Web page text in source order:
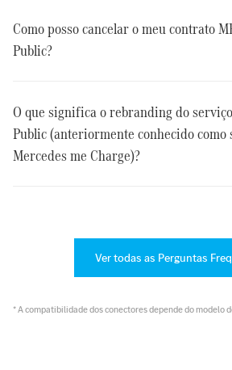
Como posso cancelar o meu contrato
Public?
O que significa o rebranding do
Public (anteriormente conhecido como
Mercedes me Charge)?
Ver todas as Perguntas
* A compatibilidade dos conectores depende do modelo